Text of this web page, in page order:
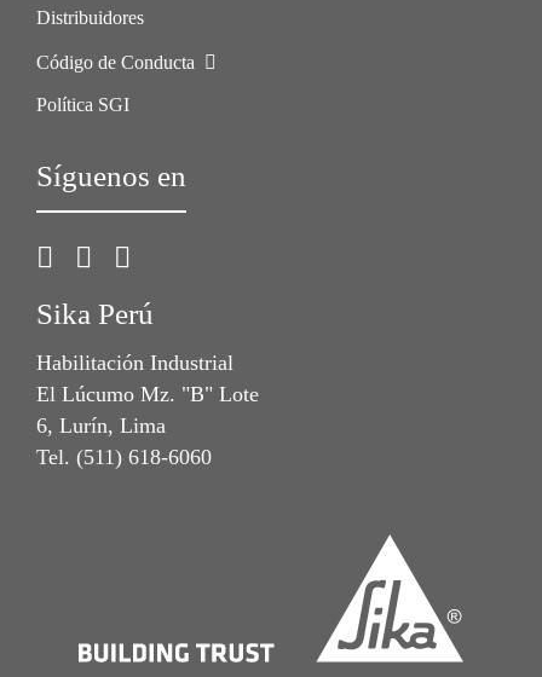
Distribuidores
Código de Conducta
Política SGI
Síguenos en
Sika Perú
Habilitación Industrial
El Lúcumo Mz. "B" Lote
6, Lurín, Lima
Tel. (511) 618-6060